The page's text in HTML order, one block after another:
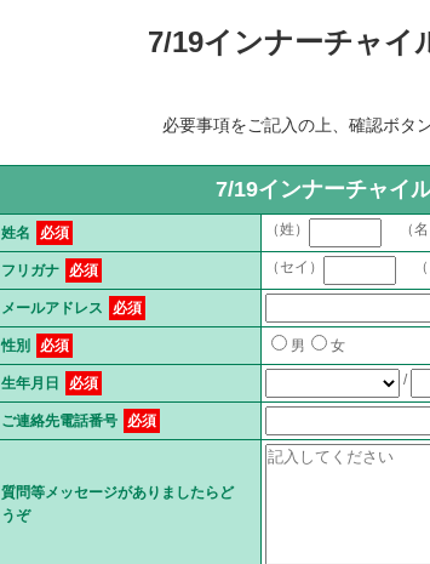
7/19インナーチャイ
必要事項をご記入の上、確認ボタ
7/19インナーチャイ
姓名 必須 （姓） （名
フリガナ 必須 （セイ） （
メールアドレス 必須
性別 必須 男 女
生年月日 必須 /
ご連絡先電話番号 必須
質問等メッセージがありましたらど
うぞ